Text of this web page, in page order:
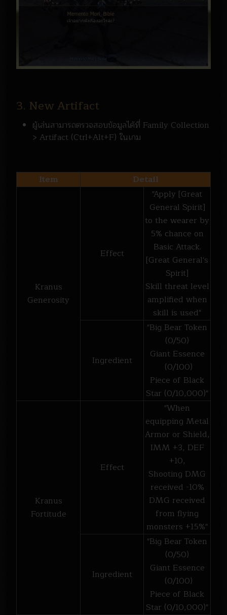
3. New Artifact
ผู้เล่นสามารถตรวจสอบข้อมูลได้ที่ Family Collection
> Artifact (Ctrl+Alt+F) ในเกม
Item Detail
Kranus
Generosity
Effect
"Apply [Great
General Spirit]
to the wearer by
5% chance on
Basic Attack.
[Great General's
Spirit]
Skill threat level
amplified when
skill is used"
Ingredient
"Big Bear Token
(0/50)
Giant Essence
(0/100)
Piece of Black
Star (0/10,000)"
Kranus
Fortitude
Effect
"When
equipping Metal
Armor or Shield,
IMM +3, DEF
+10,
Shooting DMG
received -10%
DMG received
from flying
monsters +15%"
Ingredient
"Big Bear Token
(0/50)
Giant Essence
(0/100)
Piece of Black
Star (0/10,000)"